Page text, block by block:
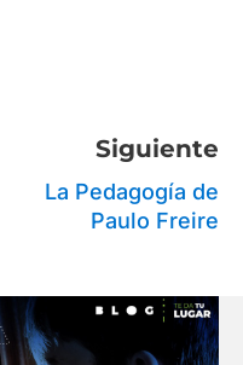
Siguiente
La Pedagogía de
Paulo Freire